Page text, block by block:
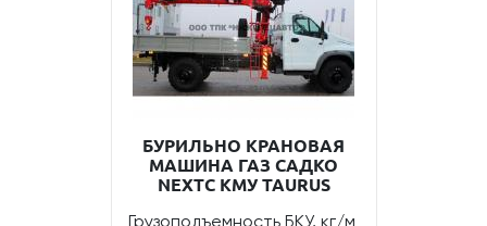
БУРИЛЬНО КРАНОВАЯ
МАШИНА ГАЗ САДКО
NEXTС КМУ TAURUS
Грузоподъемность БКУ, кг/м